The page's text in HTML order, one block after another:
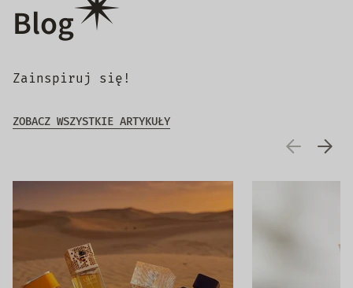
Blog
Zainspiruj się!
ZOBACZ WSZYSTKIE ARTYKUŁY